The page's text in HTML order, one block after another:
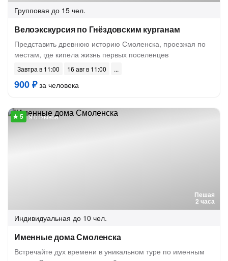
Групповая до 15 чел.
Велоэкскурсия по Гнёздовским курганам
Представить древнюю историю Смоленска, проезжая по
местам, где кипела жизнь первых поселенцев
Завтра в 11:00 16 авг в 11:00
900 ₽за человека
Пешая
2 часа
9 отзывов
Индивидуальная до 10 чел.
Именные дома Смоленска
Встречайте дух времени в уникальном туре по именным